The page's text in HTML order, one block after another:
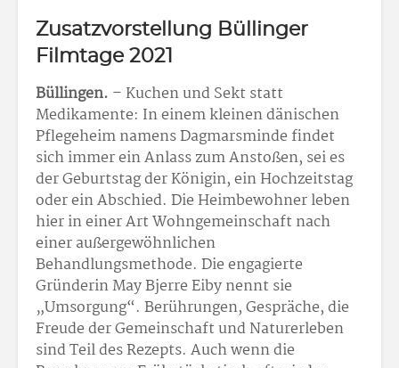
Zusatzvorstellung Büllinger
Filmtage 2021
Büllingen. – Kuchen und Sekt statt
Medikamente: In einem kleinen dänischen
Pflegeheim namens Dagmarsminde findet
sich immer ein Anlass zum Anstoßen, sei es
der Geburtstag der Königin, ein Hochzeitstag
oder ein Abschied. Die Heimbewohner leben
hier in einer Art Wohngemeinschaft nach
einer außergewöhnlichen
Behandlungsmethode. Die engagierte
Gründerin May Bjerre Eiby nennt sie
„Umsorgung“. Berührungen, Gespräche, die
Freude der Gemeinschaft und Naturerleben
sind Teil des Rezepts. Auch wenn die